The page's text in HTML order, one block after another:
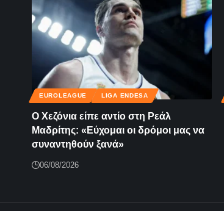
EUROLEAGUE LIGA ENDESA
Ο Χεζόνια είπε αντίο στη Ρεάλ
Μαδρίτης: «Εύχομαι οι δρόμοι μας να
συναντηθούν ξανά»
06/08/2026